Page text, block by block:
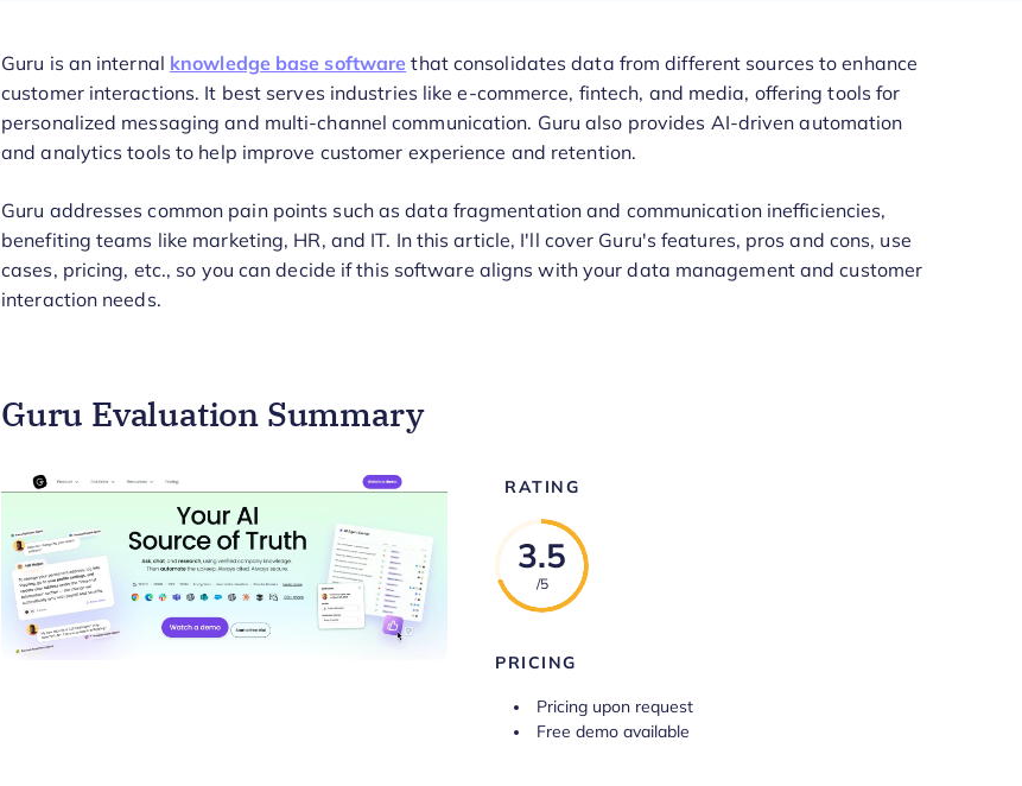
Guru is an internal knowledge base software that consolidates data from different sources to enhance
customer interactions. It best serves industries like e-commerce, fintech, and media, offering tools for
personalized messaging and multi-channel communication. Guru also provides AI-driven automation
and analytics tools to help improve customer experience and retention.
Guru addresses common pain points such as data fragmentation and communication inefficiencies,
benefiting teams like marketing, HR, and IT. In this article, I'll cover Guru's features, pros and cons, use
cases, pricing, etc., so you can decide if this software aligns with your data management and customer
interaction needs.
Guru Evaluation Summary
RATING
3.5
/5
PRICING
Pricing upon request
Free demo available